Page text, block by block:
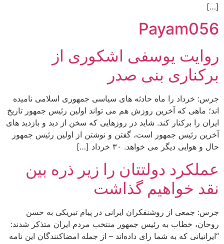
[…]
Payam056
روایت یوسفی اشکوری از
برکناری بنی صدر
جرس: خرداد را ماه حادثه های سیاسی جمهوری اسلامی نامیده
اند؛ ماهی که آخرین روزش هم می تواند اولین رئیس جمهور تاریخ
ایران را برکنار کند. شاید در روزهایی که سخن از دید و بازدید های
آخرین رئیس جمهور است، گفتن و نوشتن از اولین رئیس جمهور
حال و هوایی دیگر می خواهد. ۳۰ خرداد […]
عملکرد دولتتان را زیر ذره بین
نقد خواهیم گذاشت
جرس: جمعی از روشنفکران ایرانی در پیام تبریکی به حسن
روحان، خطاب به رئیس جمهور منتخب مردم ایران متذکر شدند:
“ایرانیانی که به شما رای داده‌اند – از جمله امضاکنندگان این نامه